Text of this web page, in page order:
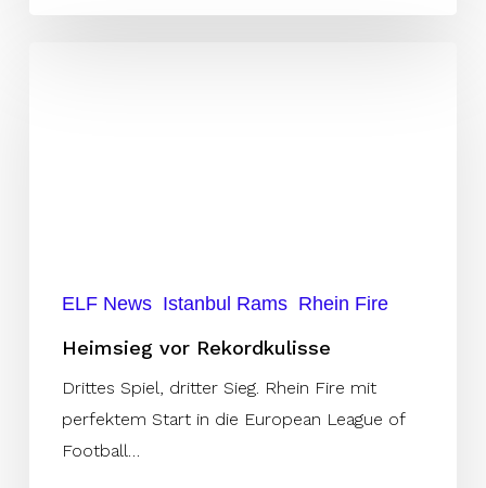
ELF News Istanbul Rams Rhein Fire
Heimsieg vor Rekordkulisse
Drittes Spiel, dritter Sieg. Rhein Fire mit
perfektem Start in die European League of
Football…